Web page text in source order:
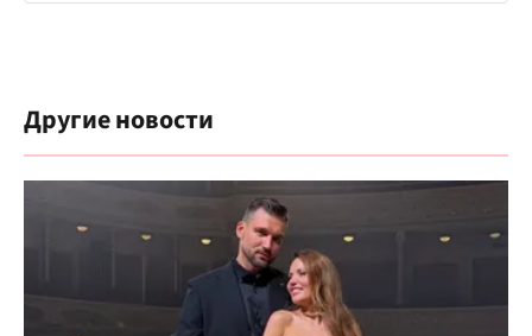
Другие новости